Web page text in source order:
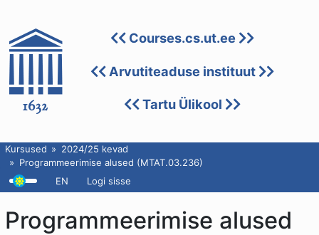
Courses.cs.ut.ee
Arvutiteaduse instituut
Tartu Ülikool
Kursused
2024/25 kevad
Programmeerimise alused (MTAT.03.236)
EN
Logi sisse
Programmeerimise alused